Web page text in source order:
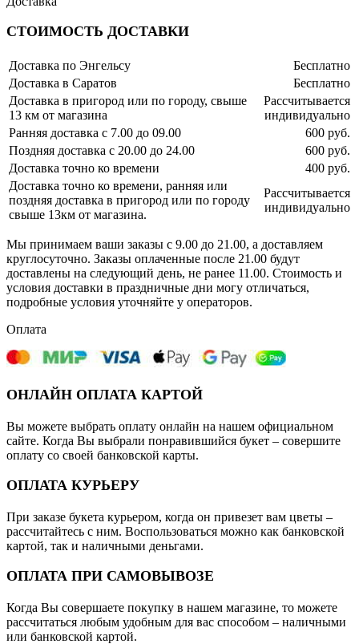
СТОИМОСТЬ ДОСТАВКИ
Доставка по Энгельсу
Бесплатно
Доставка в Саратов
Бесплатно
Доставка в пригород или по городу, свыше
13 км от магазина
Рассчитывается
индивидуально
Ранняя доставка с 7.00 до 09.00
600 руб.
Поздняя доставка с 20.00 до 24.00
600 руб.
Доставка точно ко времени
400 руб.
Доставка точно ко времени, ранняя или
поздняя доставка в пригород или по городу
свыше 13км от магазина.
Рассчитывается
индивидуально
Мы принимаем ваши заказы с 9.00 до 21.00, а доставляем
круглосуточно. Заказы оплаченные после 21.00 будут
доставлены на следующий день, не ранее 11.00. Стоимость и
условия доставки в праздничные дни могу отличаться,
подробные условия уточняйте у операторов.
Оплата
ОНЛАЙН ОПЛАТА КАРТОЙ
Вы можете выбрать оплату онлайн на нашем официальном
сайте. Когда Вы выбрали понравившийся букет – совершите
оплату со своей банковской карты.
ОПЛАТА КУРЬЕРУ
При заказе букета курьером, когда он привезет вам цветы –
рассчитайтесь с ним. Воспользоваться можно как банковской
картой, так и наличными деньгами.
ОПЛАТА ПРИ САМОВЫВОЗЕ
Когда Вы совершаете покупку в нашем магазине, то можете
рассчитаться любым удобным для вас способом – наличными
или банковской картой.